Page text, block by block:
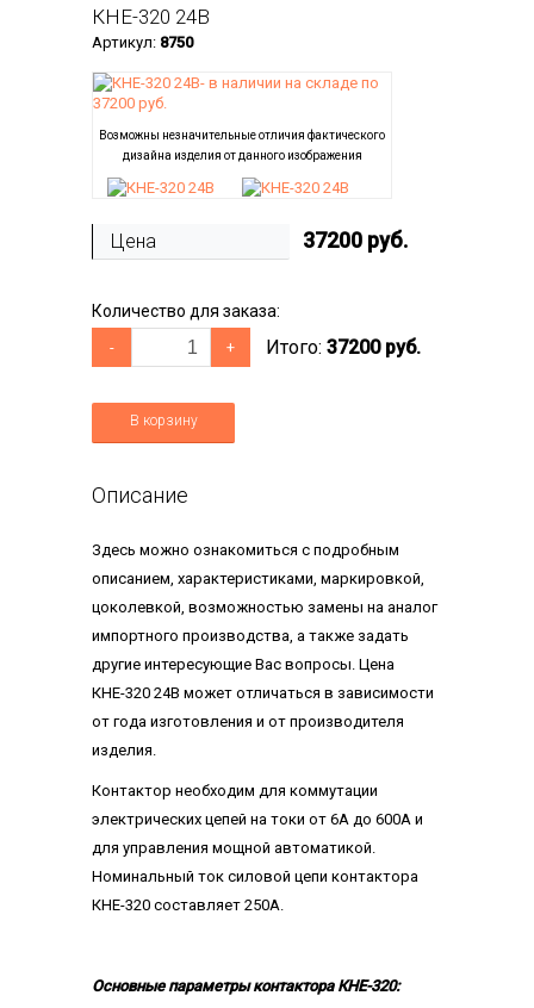
КНЕ-320 24В
Артикул: 8750
Возможны незначительные отличия фактического
дизайна изделия от данного изображения
Цена 37200 руб.
Количество для заказа:
- + Итого: 37200 руб.
В корзину
Описание
Здесь можно ознакомиться с подробным
описанием, характеристиками, маркировкой,
цоколевкой, возможностью замены на аналог
импортного производства, а также задать
другие интересующие Вас вопросы. Цена
КНЕ-320 24В может отличаться в зависимости
от года изготовления и от производителя
изделия.
Контактор необходим для коммутации
электрических цепей на токи от 6А до 600А и
для управления мощной автоматикой.
Номинальный ток силовой цепи контактора
КНЕ-320 составляет 250А.
Основные параметры контактора КНЕ-320: